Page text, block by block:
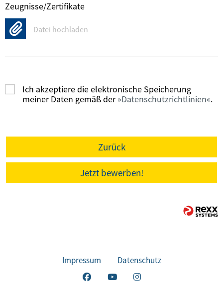
Zeugnisse/Zertifikate
Datei hochladen
Ich akzeptiere die elektronische Speicherung
meiner Daten gemäß der Datenschutzrichtlinien .
Zurück
Jetzt bewerben!
Impressum Datenschutz